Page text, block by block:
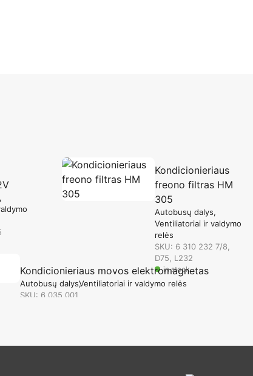
Kondicionieriaus
freono filtras HM
305
Autobusų dalys
Ventiliatoriai ir valdymo
relės
SKU: 6 310 232 7/8,
D75, L232
in stock
Kondicionieriaus movos elektromagnetas
Autobusų dalysVentiliatoriai ir valdymo relės
SKU: 6 035 001